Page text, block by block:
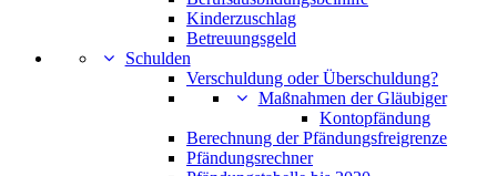
Kinderzuschlag
Betreuungsgeld
Schulden
Verschuldung oder Überschuldung?
Maßnahmen der Gläubiger
Kontopfändung
Berechnung der Pfändungsfreigrenze
Pfändungsrechner